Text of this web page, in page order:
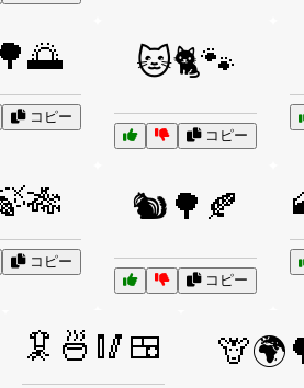
コピー
🐱🐈🐾
コピー
コピー
🐿️🌳🍂
コピー
🦑🍜🥢🍱